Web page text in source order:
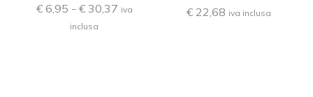
€6,95 - €30,37 iva
inclusa
€22,68 iva inclusa